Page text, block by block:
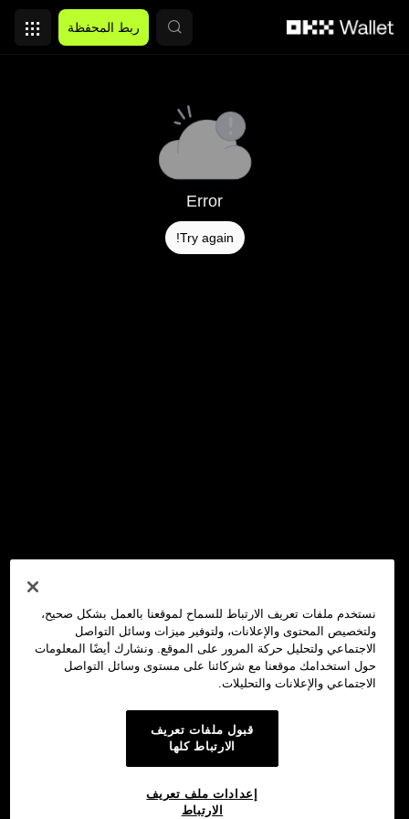
ربط المحفظة
Error
Try again!
نستخدم ملفات تعريف الارتباط للسماح لموقعنا بالعمل بشكل صحيح،
ولتخصيص المحتوى والإعلانات، ولتوفير ميزات وسائل التواصل
الاجتماعي ولتحليل حركة المرور على الموقع. ونشارك أيضًا المعلومات
حول استخدامك موقعنا مع شركائنا على مستوى وسائل التواصل
الاجتماعي والإعلانات والتحليلات.
قبول ملفات تعريف
الارتباط كلها
إعدادات ملف تعريف
الارتباط